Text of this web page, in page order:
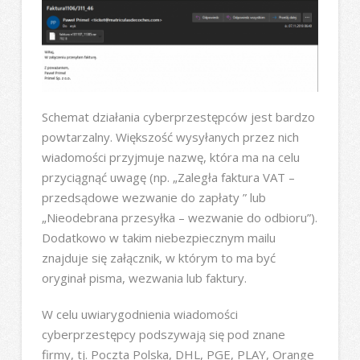
Schemat działania cyberprzestępców jest bardzo
powtarzalny. Większość wysyłanych przez nich
wiadomości przyjmuje nazwę, która ma na celu
przyciągnąć uwagę (np. „Zaległa faktura VAT –
przedsądowe wezwanie do zapłaty ” lub
„Nieodebrana przesyłka – wezwanie do odbioru”).
Dodatkowo w takim niebezpiecznym mailu
znajduje się załącznik, w którym to ma być
oryginał pisma, wezwania lub faktury.
W celu uwiarygodnienia wiadomości
cyberprzestępcy podszywają się pod znane
firmy, tj. Poczta Polska, DHL, PGE, PLAY, Orange